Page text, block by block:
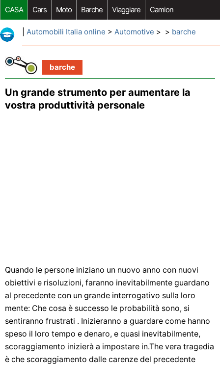
CASA Cars Moto Barche Viaggiare Camion
Riparazione Auto Acquisto Auto Car Opzioni Aftermarket
Automobili Italia online > Automotive > > barche
barche
Un grande strumento per aumentare la
vostra produttività personale
Quando le persone iniziano un nuovo anno con nuovi
obiettivi e risoluzioni, faranno inevitabilmente guardano
al precedente con un grande interrogativo sulla loro
mente: Che cosa è successo le probabilità sono, si
sentiranno frustrati . Inizieranno a guardare come hanno
speso il loro tempo e denaro, e quasi inevitabilmente,
scoraggiamento inizierà a impostare in.The vera tragedia
è che scoraggiamento dalle carenze del precedente